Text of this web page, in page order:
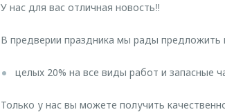
У нас для вас отличная новость‼️
В предверии праздника мы рады предложить
целых 20% на все виды работ и запасные
Только у нас вы можете получить